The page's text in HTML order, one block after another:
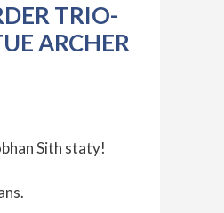
TRIO-
ARCHER
Sith staty!